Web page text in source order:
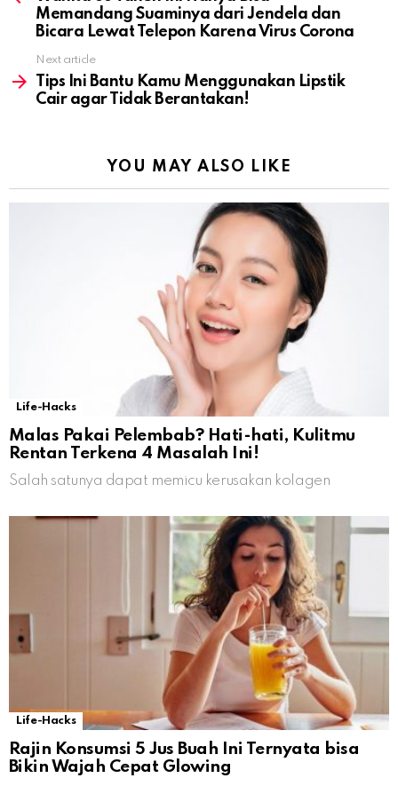
Memandang Suaminya dari Jendela dan
Bicara Lewat Telepon Karena Virus Corona
Next article
Tips Ini Bantu Kamu Menggunakan Lipstik
Cair agar Tidak Berantakan!
YOU MAY ALSO LIKE
Life-Hacks
Malas Pakai Pelembab? Hati-hati, Kulitmu
Rentan Terkena 4 Masalah Ini!
Salah satunya dapat memicu kerusakan kolagen
Life-Hacks
Rajin Konsumsi 5 Jus Buah Ini Ternyata bisa
Bikin Wajah Cepat Glowing